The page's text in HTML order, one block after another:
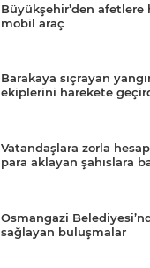
Büyükşehir’den afetlere
mobil araç
Barakaya sıçrayan
ekiplerini harekete
Vatandaşlara zorla hesap
para aklayan şahıslara
Osmangazi
sağlayan buluşmalar